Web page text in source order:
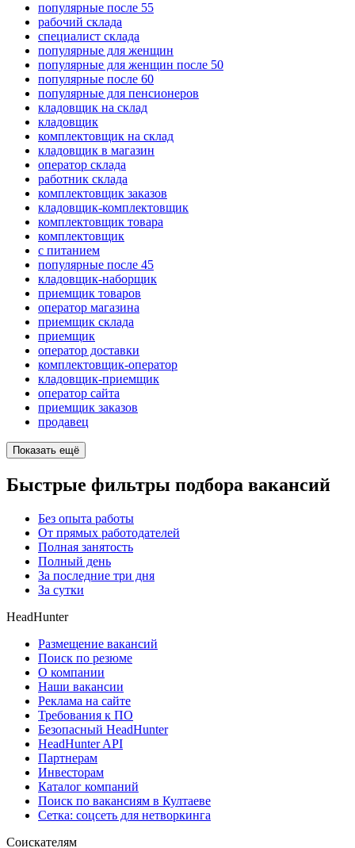
популярные после 55
рабочий склада
специалист склада
популярные для женщин
популярные для женщин после 50
популярные после 60
популярные для пенсионеров
кладовщик на склад
кладовщик
комплектовщик на склад
кладовщик в магазин
оператор склада
работник склада
комплектовщик заказов
кладовщик-комплектовщик
комплектовщик товара
комплектовщик
с питанием
популярные после 45
кладовщик-наборщик
приемщик товаров
оператор магазина
приемщик склада
приемщик
оператор доставки
комплектовщик-оператор
кладовщик-приемщик
оператор сайта
приемщик заказов
продавец
Показать ещё
Быстрые фильтры подбора вакансий
Без опыта работы
От прямых работодателей
Полная занятость
Полный день
За последние три дня
За сутки
HeadHunter
Размещение вакансий
Поиск по резюме
О компании
Наши вакансии
Реклама на сайте
Требования к ПО
Безопасный HeadHunter
HeadHunter API
Партнерам
Инвесторам
Каталог компаний
Поиск по вакансиям в Култаеве
Сетка: соцсеть для нетворкинга
Соискателям